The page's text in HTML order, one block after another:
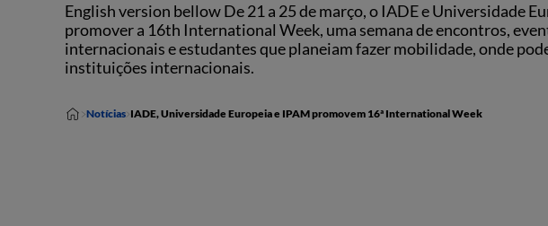
English version bellow De 21 a 25 de março, o IADE e Universidade
promover a 16th International Week, uma semana de encontros,
internacionais e estudantes que planeiam fazer mobilidade, onde
instituições internacionais.
Notícias IADE, Universidade Europeia e IPAM promovem 16ª International Week